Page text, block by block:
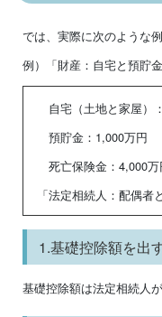
では、実際に次のような
例）「財産：自宅と預貯
自宅（土地と家屋）
預貯金：1,000万円
死亡保険金：4,000万
「法定相続人：配偶者
1.基礎控除額を出
基礎控除額は法定相続人